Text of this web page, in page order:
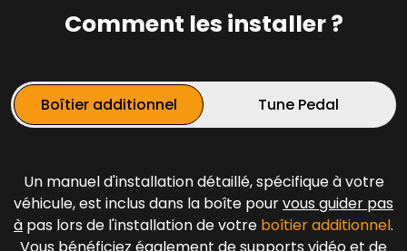
Comment les installer ?
Boîtier additionnel Tune Pedal
Un manuel d'installation détaillé, spécifique à votre
véhicule, est inclus dans la boîte pourvous guider pas
à pas lors de l'installation de votre boîtier additionnel.